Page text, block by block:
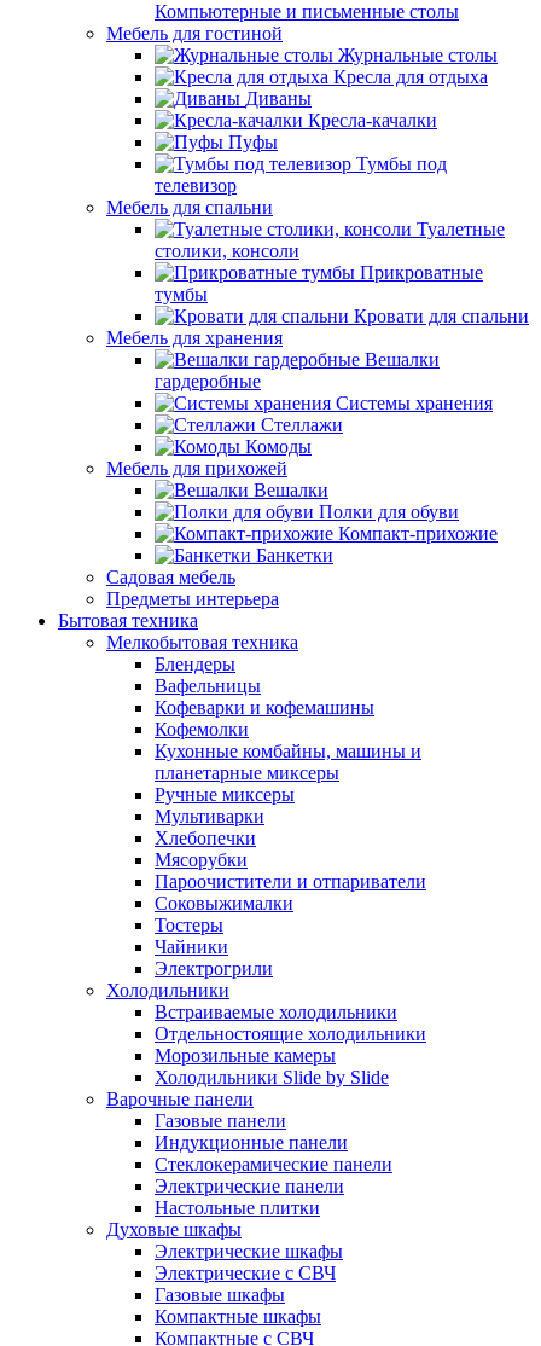
Компьютерные и письменные столы
Мебель для гостиной
Журнальные столы
Кресла для отдыха
Диваны
Кресла-качалки
Пуфы
Тумбы под
телевизор
Мебель для спальни
Туалетные
столики, консоли
Прикроватные
тумбы
Кровати для спальни
Мебель для хранения
Вешалки
гардеробные
Системы хранения
Стеллажи
Комоды
Мебель для прихожей
Вешалки
Полки для обуви
Компакт-прихожие
Банкетки
Садовая мебель
Предметы интерьера
Бытовая техника
Мелкобытовая техника
Блендеры
Вафельницы
Кофеварки и кофемашины
Кофемолки
Кухонные комбайны, машины и
планетарные миксеры
Ручные миксеры
Мультиварки
Хлебопечки
Мясорубки
Пароочистители и отпариватели
Соковыжималки
Тостеры
Чайники
Электрогрили
Холодильники
Встраиваемые холодильники
Отдельностоящие холодильники
Морозильные камеры
Холодильники Slide by Slide
Варочные панели
Газовые панели
Индукционные панели
Стеклокерамические панели
Электрические панели
Настольные плитки
Духовые шкафы
Электрические шкафы
Электрические с СВЧ
Газовые шкафы
Компактные шкафы
Компактные с СВЧ